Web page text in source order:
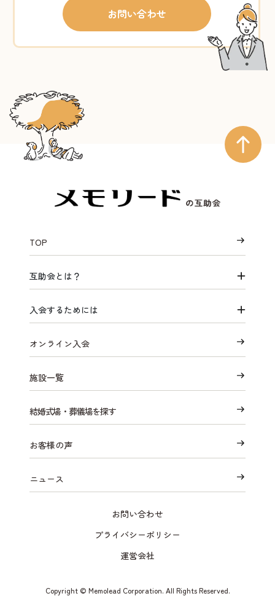
お問い合わせ
TOP
互助会とは？
入会するためには
オンライン入会
施設一覧
結婚式場・葬儀場を探す
お客様の声
ニュース
お問い合わせ
プライバシーポリシー
運営会社
Copyright © Memolead Corporation. All Rights Reserved.